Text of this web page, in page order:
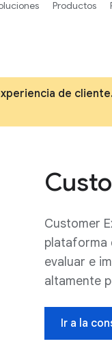
de
Customer
plataforma
evaluar e
altamente
Ir a la
Productos